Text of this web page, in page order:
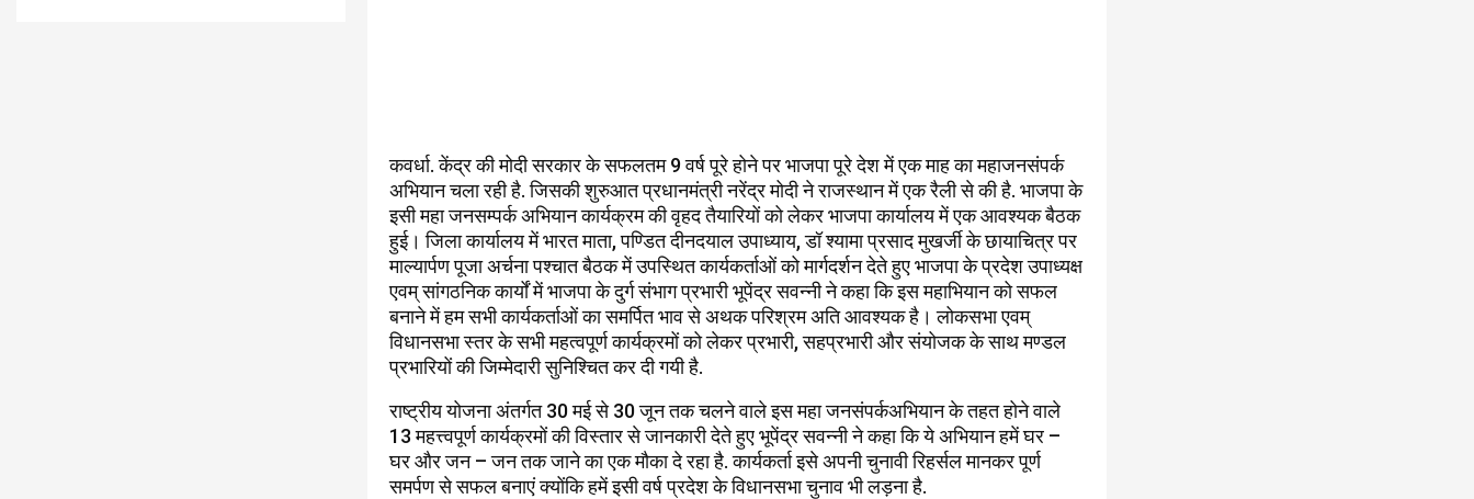
कवर्धा. केंद्र की मोदी सरकार के सफलतम 9 वर्ष पूरे होने पर भाजपा पूरे देश में एक माह का महाजनसंपर्क
अभियान चला रही है. जिसकी शुरुआत प्रधानमंत्री नरेंद्र मोदी ने राजस्थान में एक रैली से की है. भाजपा के
इसी महा जनसम्पर्क अभियान कार्यक्रम की वृहद तैयारियों को लेकर भाजपा कार्यालय में एक आवश्यक बैठक
हुई। जिला कार्यालय में भारत माता, पण्डित दीनदयाल उपाध्याय, डॉ श्यामा प्रसाद मुखर्जी के छायाचित्र पर
माल्यार्पण पूजा अर्चना पश्चात बैठक में उपस्थित कार्यकर्ताओं को मार्गदर्शन देते हुए भाजपा के प्रदेश उपाध्यक्ष
एवम् सांगठनिक कार्यों में भाजपा के दुर्ग संभाग प्रभारी भूपेंद्र सवन्नी ने कहा कि इस महाभियान को सफल
बनाने में हम सभी कार्यकर्ताओं का समर्पित भाव से अथक परिश्रम अति आवश्यक है। लोकसभा एवम्
विधानसभा स्तर के सभी महत्वपूर्ण कार्यक्रमों को लेकर प्रभारी, सहप्रभारी और संयोजक के साथ मण्डल
प्रभारियों की जिम्मेदारी सुनिश्चित कर दी गयी है.
राष्ट्रीय योजना अंतर्गत 30 मई से 30 जून तक चलने वाले इस महा जनसंपर्कअभियान के तहत होने वाले
13 महत्त्वपूर्ण कार्यक्रमों की विस्तार से जानकारी देते हुए भूपेंद्र सवन्नी ने कहा कि ये अभियान हमें घर –
घर और जन – जन तक जाने का एक मौका दे रहा है. कार्यकर्ता इसे अपनी चुनावी रिहर्सल मानकर पूर्ण
समर्पण से सफल बनाएं क्योंकि हमें इसी वर्ष प्रदेश के विधानसभा चुनाव भी लड़ना है.